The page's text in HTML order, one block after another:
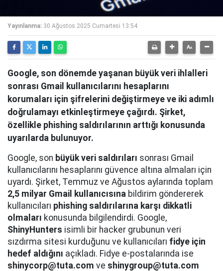
Yayınlanma: 30 Ağustos 2025 Cumartesi 13:54
Google, son dönemde yaşanan büyük veri ihlalleri
sonrası Gmail kullanıcılarını hesaplarını
korumaları için şifrelerini değiştirmeye ve iki adımlı
doğrulamayı etkinleştirmeye çağırdı. Şirket,
özellikle phishing saldırılarının arttığı konusunda
uyarılarda bulunuyor.
Google, son büyük veri saldırıları sonrası Gmail
kullanıcılarını hesaplarını güvence altına almaları için
uyardı. Şirket, Temmuz ve Ağustos aylarında toplam
2,5 milyar Gmail kullanıcısına bildirim göndererek
kullanıcıları phishing saldırılarına karşı dikkatli
olmaları konusunda bilgilendirdi. Google,
ShinyHunters isimli bir hacker grubunun veri
sızdırma sitesi kurduğunu ve kullanıcıları fidye için
hedef aldığını açıkladı. Fidye e-postalarında ise
shinycorp@tuta.com ve shinygroup@tuta.com